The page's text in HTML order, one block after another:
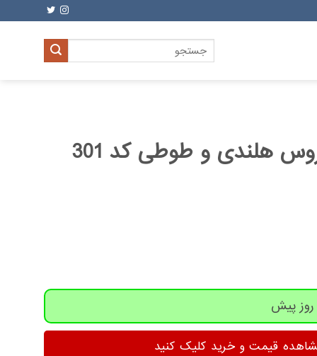
جستجو
برای:
هلندی و طوطی کد 301
قیمت و خرید کلیک کنید